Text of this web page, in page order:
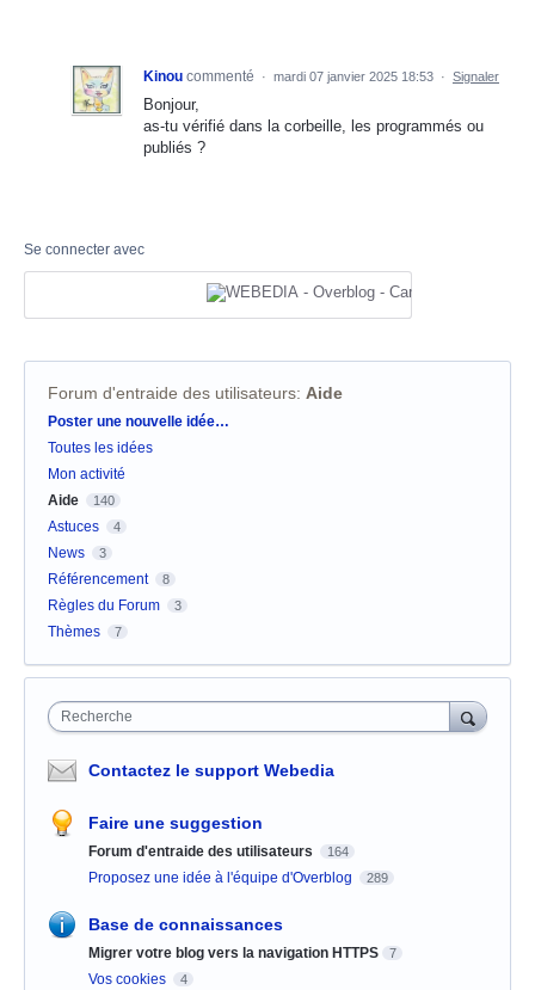
Kinou commenté · mardi 07 janvier 2025 18:53 · Signaler
Bonjour,
as-tu vérifié dans la corbeille, les programmés ou
publiés ?
Se connecter avec
Forum d'entraide des utilisateurs: Aide
Catégories
Poster une nouvelle idée…
Toutes les idées
Mon activité
Aide
140
Astuces 4
News 3
Référencement 8
Règles du Forum 3
Thèmes 7
Recherche
Contactez le support Webedia
Faire une suggestion
Forum d'entraide des utilisateurs 164
Proposez une idée à l'équipe d'Overblog 289
Base de connaissances
Migrer votre blog vers la navigation HTTPS 7
Vos cookies 4